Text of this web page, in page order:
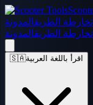
خارطة الطريقالمدونة
خارطة الطريقالمدونة
🇸🇦اقرأ باللغة العربية